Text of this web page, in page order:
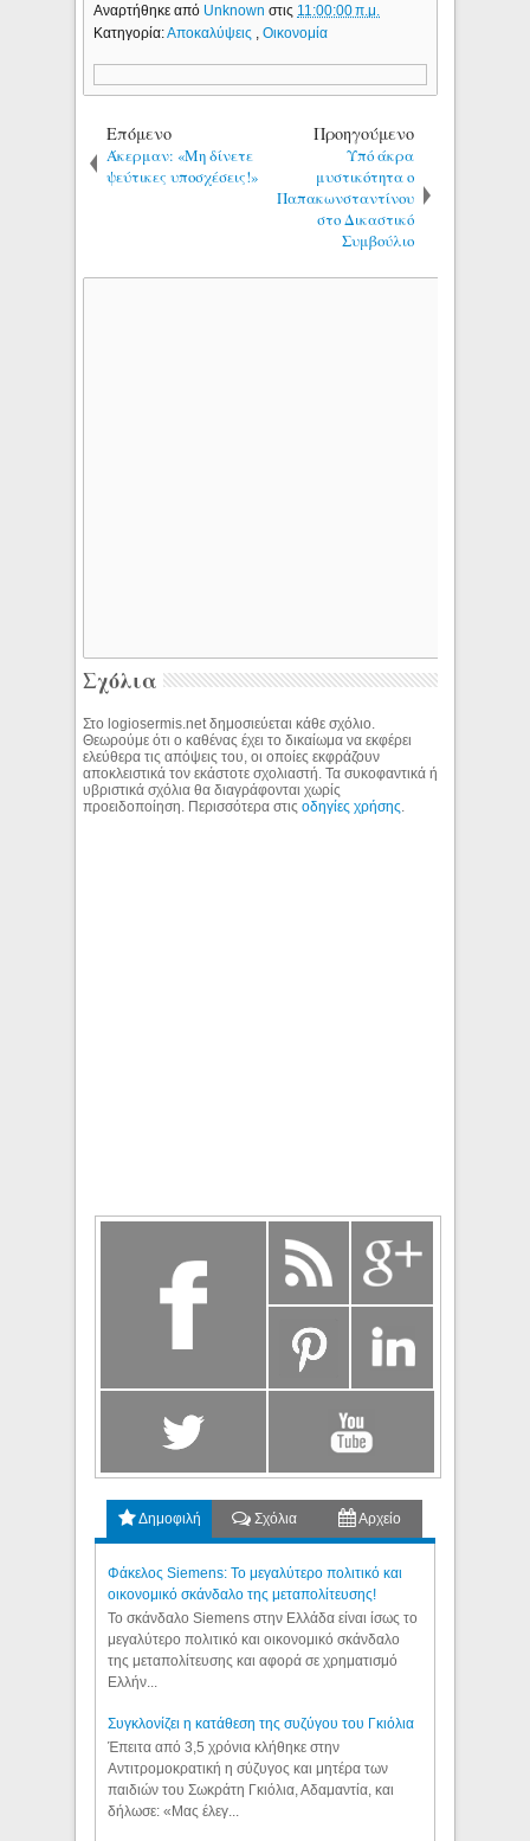
Αναρτήθηκε από Unknownστις 11:00:00 π.μ.
Κατηγορία:Αποκαλύψεις ,Οικονομία
Επόμενο
Άκερμαν: «Μη δίνετε
ψεύτικες υποσχέσεις!»
Προηγούμενο
Υπό άκρα
μυστικότητα ο
Παπακωνσταντίνου
στο Δικαστικό
Συμβούλιο
Σχόλια
Στο logiosermis.net δημοσιεύεται κάθε σχόλιο.
Θεωρούμε ότι ο καθένας έχει το δικαίωμα να εκφέρει
ελεύθερα τις απόψεις του, οι οποίες εκφράζουν
αποκλειστικά τον εκάστοτε σχολιαστή. Τα συκοφαντικά ή
υβριστικά σχόλια θα διαγράφονται χωρίς
προειδοποίηση. Περισσότερα στιςοδηγίες χρήσης
Δημοφιλή Σχόλια Αρχείο
Φάκελος Siemens: Το μεγαλύτερο πολιτικό και
οικονομικό σκάνδαλο της μεταπολίτευσης!
Το σκάνδαλο Siemens στην Ελλάδα είναι ίσως το
μεγαλύτερο πολιτικό και οικονομικό σκάνδαλο
της μεταπολίτευσης και αφορά σε χρηματισμό
Ελλήν...
Συγκλονίζει η κατάθεση της συζύγου του Γκιόλια
Έπειτα από 3,5 χρόνια κλήθηκε στην
Αντιτρομοκρατική η σύζυγος και μητέρα των
παιδιών του Σωκράτη Γκιόλια, Αδαμαντία, και
δήλωσε: «Μας έλεγ...